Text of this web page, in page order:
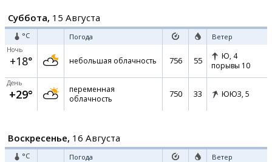
Суббота, 15 Августа
°C Погода Ветер
Ночь
+18° небольшая облачность 756 55 Ю, 4
порывы 10
День
+29°
переменная
облачность
750 33 ЮЮЗ, 5
Воскресенье, 16 Августа
°C Погода Ветер